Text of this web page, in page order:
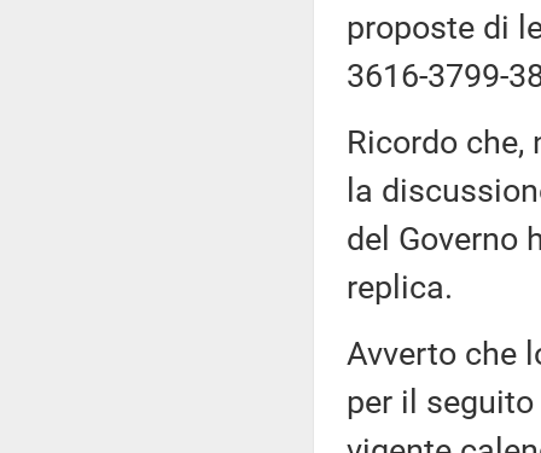
proposte di
3616-3799-
Ricordo
la
del Governo
replica.
Avverto che
per il